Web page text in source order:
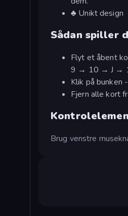
♣ Unikt design
Sådan spiller
Flyt et åbent
9 → 10 → J →
Klik på
Fjern alle kort
Brug venstre